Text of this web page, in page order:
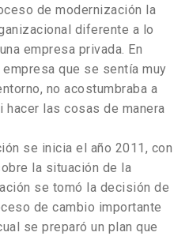
de modernización la
diferente a lo
empresa privada. En
que se sentía muy
no acostumbraba a
hacer las cosas de manera
se inicia el año 2011, con
la situación de la
se tomó la decisión de
de cambio importante
se preparó un plan que